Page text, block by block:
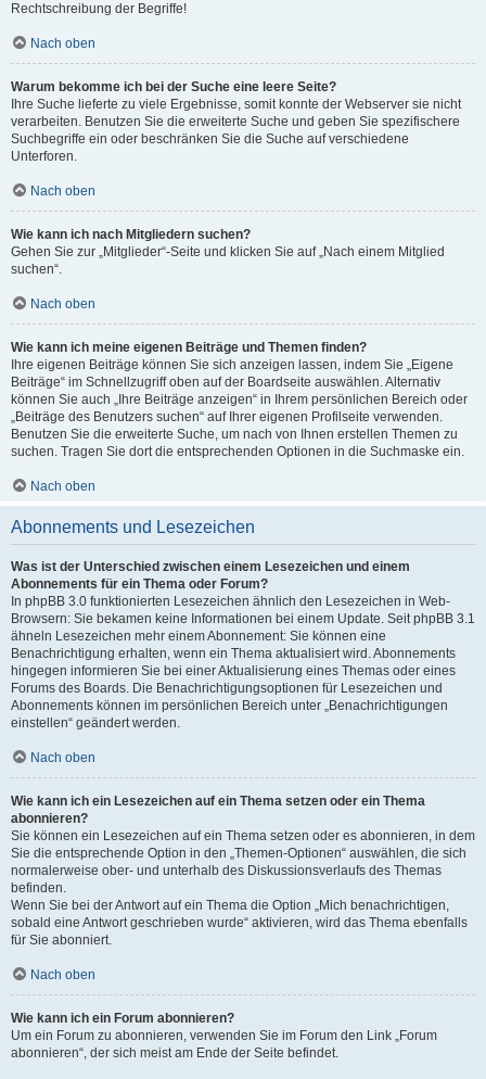
Rechtschreibung der Begriffe!
Nach oben
Warum bekomme ich bei der Suche eine leere Seite?
Ihre Suche lieferte zu viele Ergebnisse, somit konnte der Webserver sie nicht
verarbeiten. Benutzen Sie die erweiterte Suche und geben Sie spezifischere
Suchbegriffe ein oder beschränken Sie die Suche auf verschiedene
Unterforen.
Nach oben
Wie kann ich nach Mitgliedern suchen?
Gehen Sie zur „Mitglieder“-Seite und klicken Sie auf „Nach einem Mitglied
suchen“.
Nach oben
Wie kann ich meine eigenen Beiträge und Themen finden?
Ihre eigenen Beiträge können Sie sich anzeigen lassen, indem Sie „Eigene
Beiträge“ im Schnellzugriff oben auf der Boardseite auswählen. Alternativ
können Sie auch „Ihre Beiträge anzeigen“ in Ihrem persönlichen Bereich oder
„Beiträge des Benutzers suchen“ auf Ihrer eigenen Profilseite verwenden.
Benutzen Sie die erweiterte Suche, um nach von Ihnen erstellen Themen zu
suchen. Tragen Sie dort die entsprechenden Optionen in die Suchmaske ein.
Nach oben
Abonnements und Lesezeichen
Was ist der Unterschied zwischen einem Lesezeichen und einem
Abonnements für ein Thema oder Forum?
In phpBB 3.0 funktionierten Lesezeichen ähnlich den Lesezeichen in Web-
Browsern: Sie bekamen keine Informationen bei einem Update. Seit phpBB 3.1
ähneln Lesezeichen mehr einem Abonnement: Sie können eine
Benachrichtigung erhalten, wenn ein Thema aktualisiert wird. Abonnements
hingegen informieren Sie bei einer Aktualisierung eines Themas oder eines
Forums des Boards. Die Benachrichtigungsoptionen für Lesezeichen und
Abonnements können im persönlichen Bereich unter „Benachrichtigungen
einstellen“ geändert werden.
Nach oben
Wie kann ich ein Lesezeichen auf ein Thema setzen oder ein Thema
abonnieren?
Sie können ein Lesezeichen auf ein Thema setzen oder es abonnieren, in dem
Sie die entsprechende Option in den „Themen-Optionen“ auswählen, die sich
normalerweise ober- und unterhalb des Diskussionsverlaufs des Themas
befinden.
Wenn Sie bei der Antwort auf ein Thema die Option „Mich benachrichtigen,
sobald eine Antwort geschrieben wurde“ aktivieren, wird das Thema ebenfalls
für Sie abonniert.
Nach oben
Wie kann ich ein Forum abonnieren?
Um ein Forum zu abonnieren, verwenden Sie im Forum den Link „Forum
abonnieren“, der sich meist am Ende der Seite befindet.